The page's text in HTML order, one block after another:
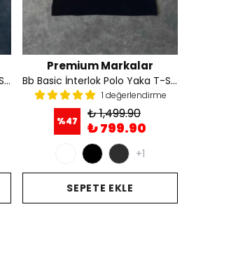
Bb Basic İnterlok Polo Yaka T-Shirt - Beyaz
Premium Markalar
Bb Basic İnterlok Polo Yaka T-Shirt - Siyah
1 değerlendirme
%47 ₺ 1,499.90
₺ 799.90
+1
SEPETE EKLE